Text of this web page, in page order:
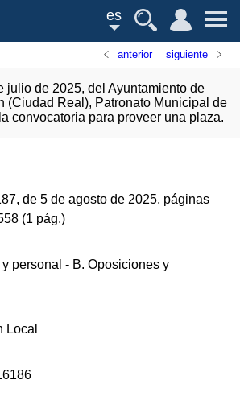
es
anterior siguiente
julio de 2025, del Ayuntamiento de
(Ciudad Real), Patronato Municipal de
convocatoria para proveer una plaza.
de 5 de agosto de 2025, páginas
(1 pág.)
y personal - B. Oposiciones y
Local